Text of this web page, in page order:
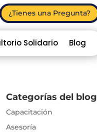
¿Tienes una Pregunta?
Solidario Blog
Categorías del blog
Capacitación
Asesoría